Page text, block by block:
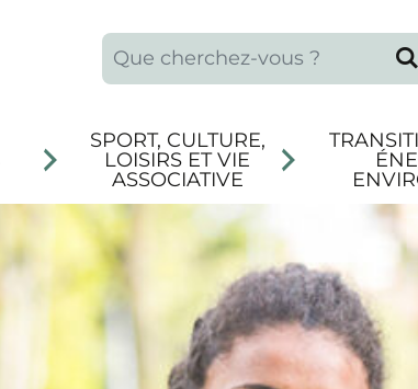
Que recherchez-vous ?
SPORT, CULTURE,
LOISIRS ET VIE
ASSOCIATIVE